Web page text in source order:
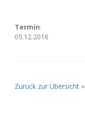
Termin:
05.12.2016
Zurück zur Übersicht »